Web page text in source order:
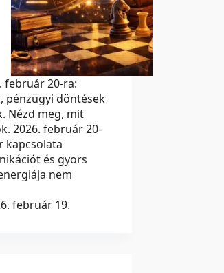
február 20-ra:
pénzügyi döntések
Nézd meg, mit
2026. február 20-
kapcsolata
és gyors
nem
február 19.